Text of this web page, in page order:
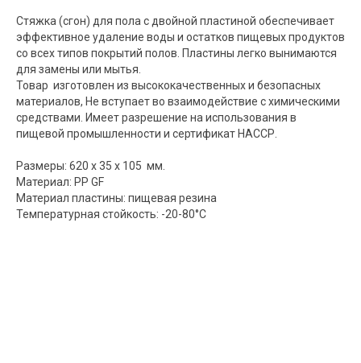
Стяжка (сгон) для пола с двойной пластиной обеспечивает
эффективное удаление воды и остатков пищевых продуктов
со всех типов покрытий полов. Пластины легко вынимаются
для замены или мытья.
Товар изготовлен из высококачественных и безопасных
материалов, Не вступает во взаимодействие с химическими
средствами. Имеет разрешение на использования в
пищевой промышленности и сертификат НАССР.
Размеры: 620 x 35 x 105 мм.
Материал: РР GF
Материал пластины: пищевая резина
Температурная стойкость: -20-80°C